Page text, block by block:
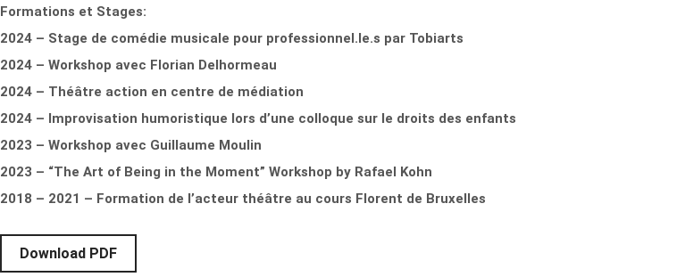
Formations et Stages:
2024 – Stage de comédie musicale pour professionnel.le.s par Tobiarts
2024 – Workshop avec Florian Delhormeau
2024 – Théâtre action en centre de médiation
2024 – Improvisation humoristique lors d’une colloque sur le droits des enfants
2023 – Workshop avec Guillaume Moulin
2023 – “The Art of Being in the Moment” Workshop by Rafael Kohn
2018 – 2021 – Formation de l’acteur théâtre au cours Florent de Bruxelles
Download PDF